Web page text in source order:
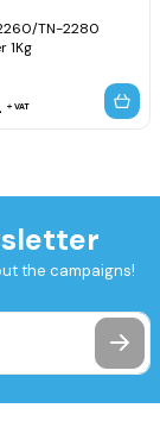
TN-2280
1Kg
VAT
the campaigns!